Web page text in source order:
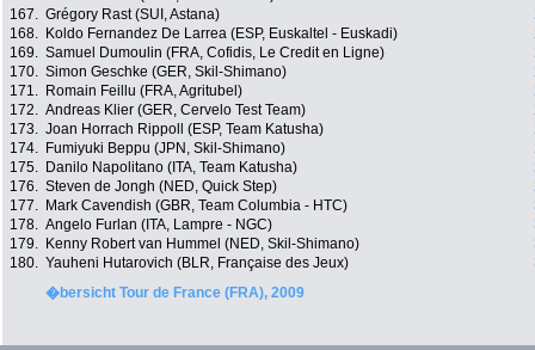
167. Grégory Rast (SUI, Astana)
168.
Koldo Fernandez De Larrea (ESP, Euskaltel - Euskadi)
169. Samuel Dumoulin (FRA, Cofidis, Le Credit en Ligne)
170. Simon Geschke (GER, Skil-Shimano)
171.
Romain Feillu (FRA, Agritubel)
172. Andreas Klier (GER, Cervelo Test Team)
173. Joan Horrach Rippoll (ESP, Team Katusha)
174.
Fumiyuki Beppu (JPN, Skil-Shimano)
175.
Danilo Napolitano (ITA, Team Katusha)
176. Steven de Jongh (NED, Quick Step)
177.
Mark Cavendish (GBR, Team Columbia - HTC)
178. Angelo Furlan (ITA, Lampre - NGC)
179.
Kenny Robert van Hummel (NED, Skil-Shimano)
180. Yauheni Hutarovich (BLR, Française des Jeux)
�bersicht Tour de France (FRA), 2009